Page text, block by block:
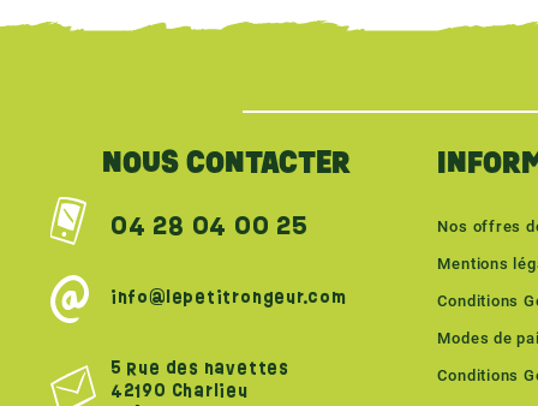
{literal}{/literal}
NOUS CONTACTER
04 28 04 00 25
info@lepetitrongeur.com
5 Rue des navettes
42190 Charlieu
Nos offres
Mentions
Conditions
Modes de
Conditions